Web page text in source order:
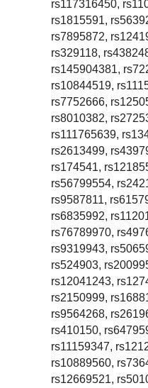
rs117316450,
rs1815591,
rs7895872,
rs329118,
rs145904381,
rs10844519,
rs7752666,
rs8010382,
rs111765639,
rs2613499,
rs174541,
rs56799554,
rs9587811,
rs6835992,
rs76789970,
rs9319943,
rs524903,
rs12041243,
rs2150999,
rs9564268,
rs410150,
rs11159347,
rs10889560,
rs12669521,